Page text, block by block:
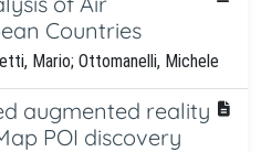
Countries
Mario; Ottomanelli, Michele
augmented reality
POI discovery